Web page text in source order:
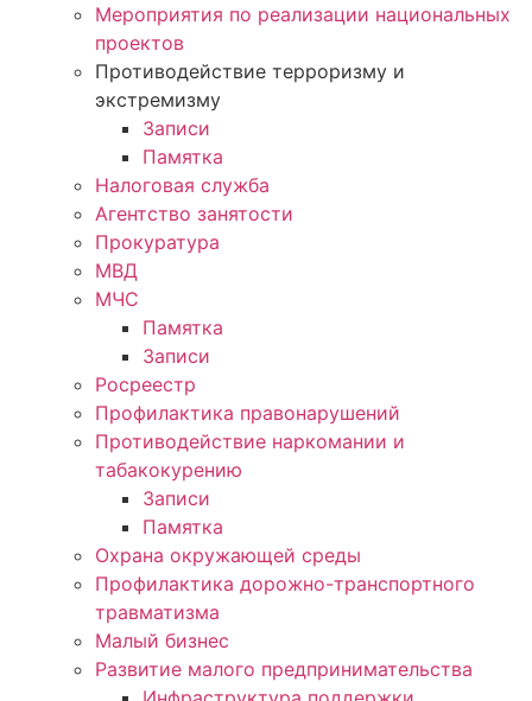
Мероприятия по реализации национальных
проектов
Противодействие терроризму и
экстремизму
Записи
Памятка
Налоговая служба
Агентство занятости
Прокуратура
МВД
МЧС
Памятка
Записи
Росреестр
Профилактика правонарушений
Противодействие наркомании и
табакокурению
Записи
Памятка
Охрана окружающей среды
Профилактика дорожно-транспортного
травматизма
Малый бизнес
Развитие малого предпринимательства